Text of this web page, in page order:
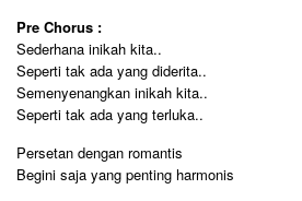
Pre Chorus :
Sederhana inikah kita..
Seperti tak ada yang diderita..
Semenyenangkan inikah kita..
Seperti tak ada yang terluka..
Persetan dengan romantis
Begini saja yang penting harmonis